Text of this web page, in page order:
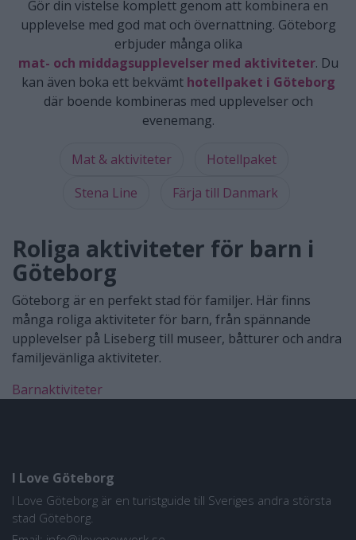
Gör din vistelse komplett genom att kombinera en
upplevelse med god mat och övernattning. Göteborg
erbjuder många olika
mat- och middagsupplevelser med aktiviteter. Du
kan även boka ett bekvämt hotellpaket i Göteborg
där boende kombineras med upplevelser och
evenemang.
Mat & aktiviteter
Hotellpaket
Stena Line
Färja till Danmark
Roliga aktiviteter för barn i
Göteborg
Göteborg är en perfekt stad för familjer. Här finns
många roliga aktiviteter för barn, från spännande
upplevelser på Liseberg till museer, båtturer och andra
familjevänliga aktiviteter.
Barnaktiviteter
I Love Göteborg
I Love Göteborg är en turistguide till Sveriges andra största
stad Göteborg.